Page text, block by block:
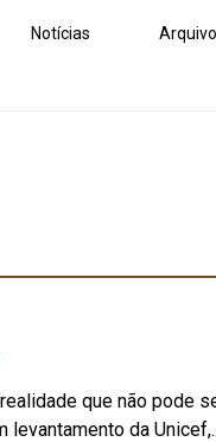
Notícias
que não pode
da